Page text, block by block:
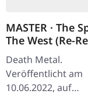
MASTER · The
The West (Re-
| CD
Death Metal.
Veröffentlicht am
10.06.2022, auf